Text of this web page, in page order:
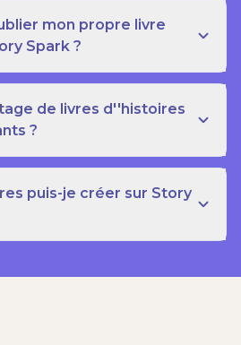
mon propre livre
Spark ?
de livres d''histoires
?
puis-je créer sur Story